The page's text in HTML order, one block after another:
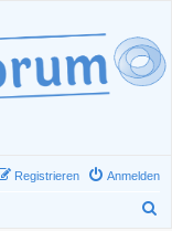
Anmelden
Registrieren